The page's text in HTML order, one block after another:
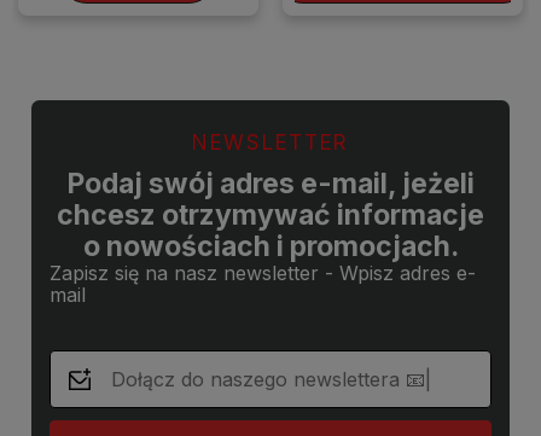
NEWSLETTER
Podaj swój adres e-mail, jeżeli
chcesz otrzymywać informacje
o nowościach i promocjach.
Zapisz się na nasz newsletter - Wpisz adres e-
mail